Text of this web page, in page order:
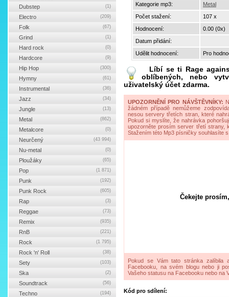
Kategorie mp3:
Metal
Počet stažení:
107 x
Hodnocení:
0.00 (0x)
Datum přidání:
Udělit hodnocení:
Pro
Líbí se ti
Rage
oblíbených, nebo
uživatelský účet zdarma.
UPOZORNĚNÍ PRO NÁVŠTĚVNÍKY:
žádném případě nemůžeme
nesou servery třetích stran, které
Pokud si myslíte, že nahrávka
upozorněte prosím server třetí strany,
Stažením této Mp3 písničky souhlasíte
Čekejte
Pokud se Vám tato stránka zalíbila
Facebooku, na svém blogu nebo ji
Vašeho statusu na Facebooku nebo na
Kód pro sdílení:
Dubstep (1)
Electro (209)
Folk (67)
Grind (1)
Hard rock (0)
Hardcore (9)
Hip Hop (300)
Hymny (61)
Instrumental (36)
Jazz (34)
Jungle (13)
Metal (862)
Metalcore (0)
Neurčený (43 994)
Nu-metal (0)
Ploužáky (65)
Pop (1 871)
Punk (192)
Punk Rock (605)
Rap (3)
Reggae (73)
Remix (935)
RnB (221)
Rock (1 795)
Rock 'n' Roll (38)
Sety (103)
Ska (2)
Soundtrack (56)
Techno (194)